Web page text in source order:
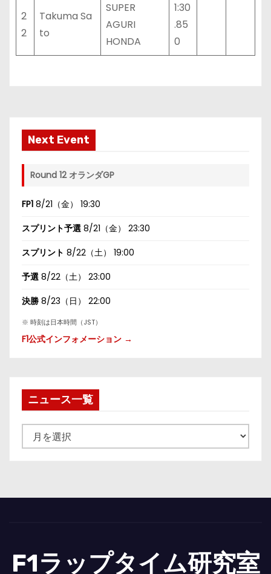
2
2
Takuma Sa
to
SUPER
AGURI
HONDA
1:30
.85
0
Next Event
Round 12 オランダGP
FP1 8/21（金） 19:30
スプリント予選 8/21（金） 23:30
スプリント 8/22（土） 19:00
予選 8/22（土） 23:00
決勝 8/23（日） 22:00
※ 時刻は日本時間（JST）
F1公式インフォメーション →
ニュース一覧
ュ
一
F1ラップタイム研究室